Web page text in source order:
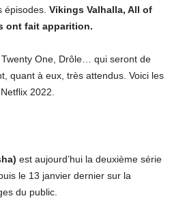
Vikings Valhalla, All of
ont fait apparition.
Twenty One, Drôle… qui seront de
quant à eux, très attendus. Voici les
2022.
est aujourd’hui la deuxième série
le 13 janvier dernier sur la
du public.